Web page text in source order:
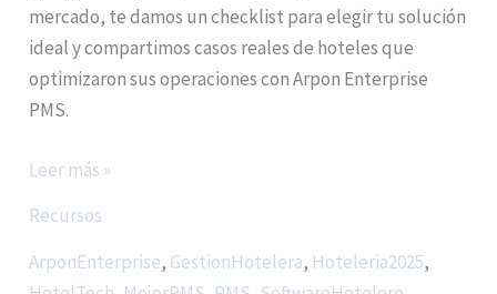
mercado, te damos un checklist para elegir tu solución
ideal y compartimos casos reales de hoteles que
optimizaron sus operaciones con Arpon Enterprise
PMS.
Leer más »
Recursos
ArponEnterprise, GestionHotelera, Hoteleria2025,